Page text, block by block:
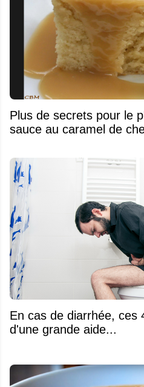
Plus de secrets pour le
sauce au caramel de
En cas de diarrhée, ces
d'une grande aide...